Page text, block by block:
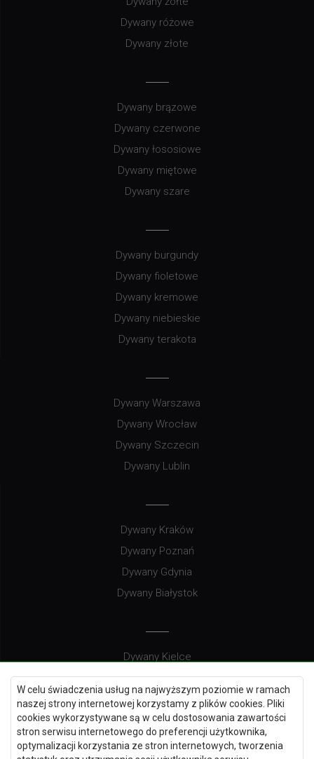
W celu świadczenia usług na najwyższym poziomie w ramach
naszej strony internetowej korzystamy z plików cookies. Pliki
cookies wykorzystywane są w celu dostosowania zawartości
stron serwisu internetowego do preferencji użytkownika,
optymalizacji korzystania ze stron internetowych, tworzenia
Dywany różowe
Dywany złote
Dywany brązowe
Dywany czerwone
Dywany łososiowe
Dywany miętowe
Dywany szare
Dywany burgundy
Dywany fioletowe
Dywany kremowe
Dywany niebieskie
Dywany terakota
Dywany Warszawa
Dywany Wrocław
Dywany Szczecin
Dywany Lublin
Dywany Kraków
Dywany Poznań
Dywany Gdynia
Dywany Białystok
Dywany Kielce
Dywany Gdańsk
Dywany Toruń
Dywany Bydgoszcz